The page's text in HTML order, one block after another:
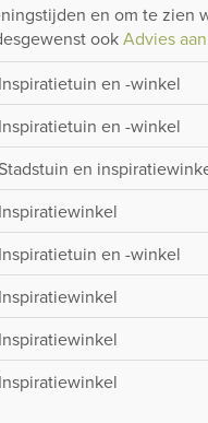
en om te zien
ookAdvies
Inspiratietuin en -winkel
Inspiratietuin en -winkel
Stadstuin en
Inspiratiewinkel
Inspiratietuin en -winkel
Inspiratiewinkel
Inspiratiewinkel
Inspiratiewinkel